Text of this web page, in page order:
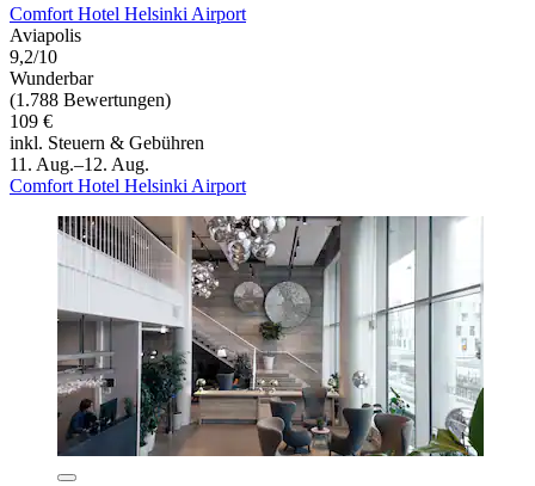
Comfort Hotel Helsinki Airport
Aviapolis
9,2/10
Wunderbar
(1.788 Bewertungen)
109 €
inkl. Steuern & Gebühren
11. Aug.–12. Aug.
Comfort Hotel Helsinki Airport